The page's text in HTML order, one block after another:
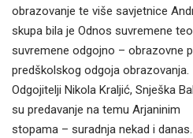
obrazovanje te više savjetnice
skupa bila je Odnos suvremene
suvremene odgojno – obrazovne
predškolskog odgoja obrazovanja.
Odgojitelji Nikola Kraljić, Snješka
su predavanje na temu Arjaninim
stopama – suradnja nekad i